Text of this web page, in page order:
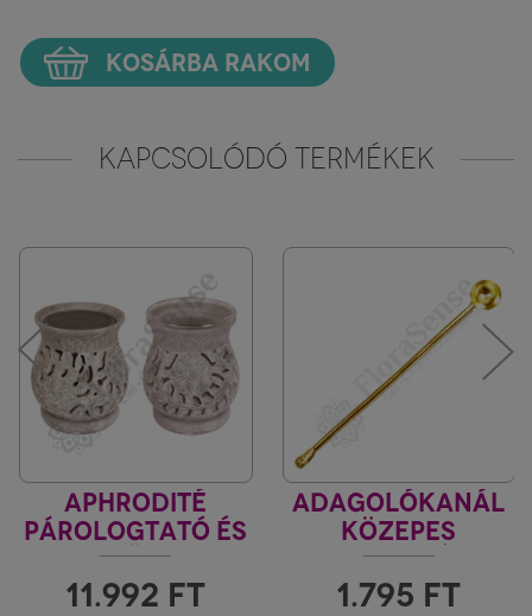
KOSÁRBA RAKOM
KAPCSOLÓDÓ TERMÉKEK
APHRODITÉ
PÁROLOGTATÓ ÉS
FÜSTÖLŐRÁCSOS
ZSÍRKŐ EDÉNY
11.992 FT
ADAGOLÓKANÁL
KÖZEPES
SÁRGARÉZ
1.795 FT